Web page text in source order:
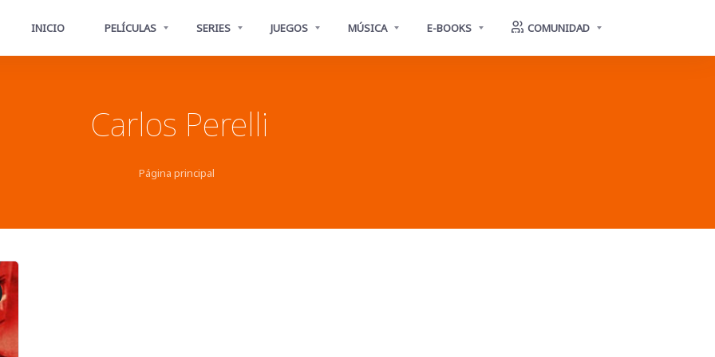
INICIO PELÍCULAS SERIES JUEGOS MÚSICA E-BOOKS COMUNIDAD
Carlos Perelli
Página principal